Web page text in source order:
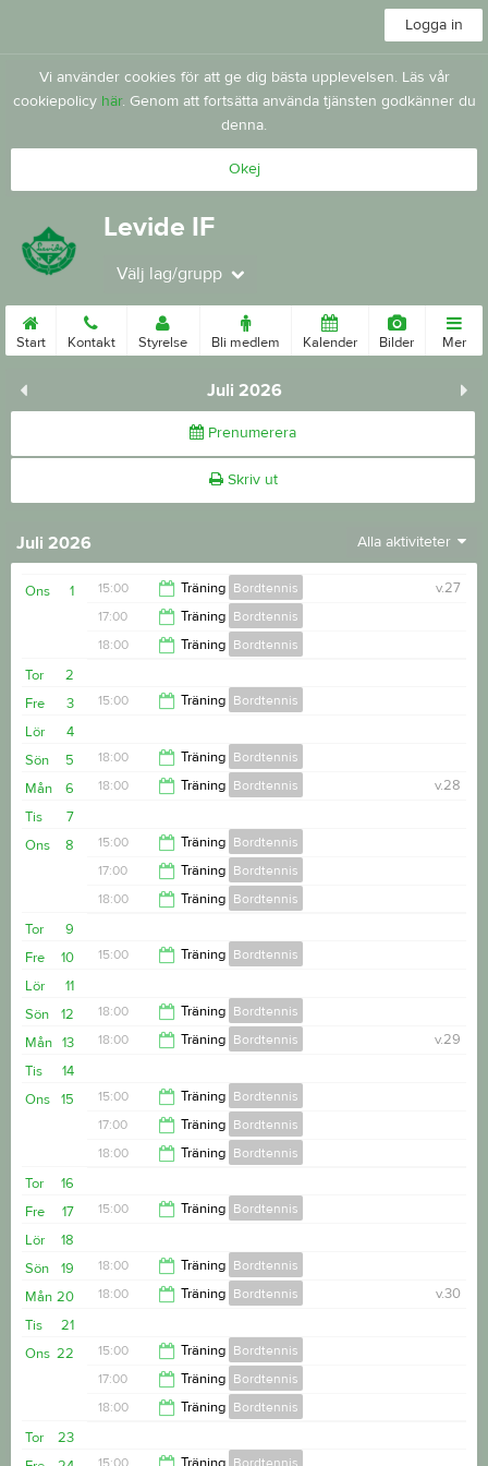
Logga in
Vi använder cookies för att ge dig bästa upplevelsen. Läs vår
cookiepolicy här. Genom att fortsätta använda tjänsten godkänner du
denna.
Okej
Levide IF
Välj lag/grupp
Start Kontakt Styrelse Bli medlem Kalender Bilder Mer
Juli 2026
Prenumerera
Skriv ut
Juli 2026 Alla aktiviteter
1
Ons v.27
15:00 Träning Bordtennis
17:00
17:00 Träning Bordtennis
18:00 Träning Bordtennis
20:00
2
Tor
3
Fre 15:00 Träning Bordtennis
17:00
4
Lör
5
Sön 18:00 Träning Bordtennis
6
Mån v.28
18:00 Träning Bordtennis
20:00
7
Tis
8
Ons 15:00 Träning Bordtennis
17:00
17:00 Träning Bordtennis
18:00 Träning Bordtennis
20:00
9
Tor
10
Fre 15:00 Träning Bordtennis
17:00
11
Lör
12
Sön 18:00 Träning Bordtennis
13
Mån v.29
18:00 Träning Bordtennis
20:00
14
Tis
15
Ons 15:00 Träning Bordtennis
17:00
17:00 Träning Bordtennis
18:00 Träning Bordtennis
20:00
16
Tor
17
Fre 15:00 Träning Bordtennis
17:00
18
Lör
19
Sön 18:00 Träning Bordtennis
20
Mån v.30
18:00 Träning Bordtennis
20:00
21
Tis
22
Ons 15:00 Träning Bordtennis
17:00
17:00 Träning Bordtennis
18:00 Träning Bordtennis
20:00
23
Tor